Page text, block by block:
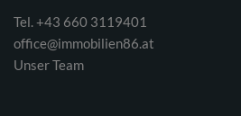
Tel. ‭+43 660 3119401‬
office@immobilien86.at
Unser Team